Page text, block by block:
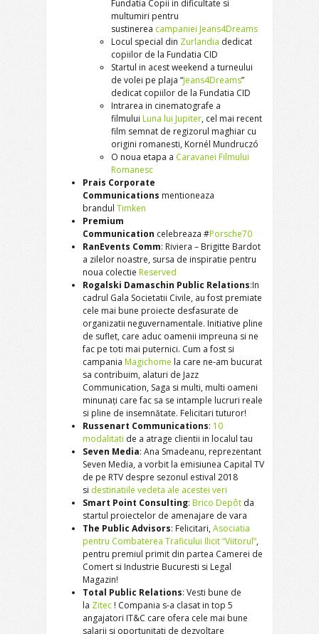
Fundatia Copii in dificultate si
multumiri pentru
sustinerea campaniei Jeans4Dreams
Locul special din Zurlandia dedicat
copiilor de la Fundatia CID
Startul in acest weekend a turneului
de volei pe plaja “Jeans4Dreams”
dedicat copiilor de la Fundatia CID
Intrarea in cinematografe a
filmului Luna lui Jupiter, cel mai recent
film semnat de regizorul maghiar cu
origini romanesti, Kornél Mundruczó
O noua etapa a Caravanei Filmului
Romanesc
Prais Corporate
Communications mentioneaza
brandul Timken
Premium
Communication celebreaza #Porsche70
RanEvents Comm: Riviera – Brigitte Bardot
a zilelor noastre, sursa de inspiratie pentru
noua colectie Reserved
Rogalski Damaschin Public Relations:In
cadrul Gala Societatii Civile, au fost premiate
cele mai bune proiecte desfasurate de
organizatii neguvernamentale. Initiative pline
de suflet, care aduc oamenii impreuna si ne
fac pe toti mai puternici. Cum a fost si
campania Magichome la care ne-am bucurat
sa contribuim, alaturi de Jazz
Communication, Saga si multi, multi oameni
minunați care fac sa se intample lucruri reale
si pline de insemnătate. Felicitari tuturor!
Russenart Communications: 10
modalitati de a atrage clientii in localul tau
Seven Media: Ana Smadeanu, reprezentant
Seven Media, a vorbit la emisiunea Capital TV
de pe RTV despre sezonul estival 2018
si destinatiile vedeta ale acestei veri
Smart Point Consulting: Brico Depôt da
startul proiectelor de amenajare de vara
The Public Advisors: Felicitari,Asociatia
pentru Combaterea Traficului Ilicit “Viitorul”,
pentru premiul primit din partea Camerei de
Comert si Industrie Bucuresti si Legal
Magazin!
Total Public Relations: Vesti bune de
la Zitec ! Compania s-a clasat in top 5
angajatori IT&C care ofera cele mai bune
salarii si oportunitati de dezvoltare